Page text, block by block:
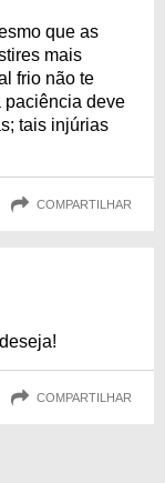
que as
mais
frio não te
paciência deve
tais injúrias
COMPARTILHAR
COMPARTILHAR